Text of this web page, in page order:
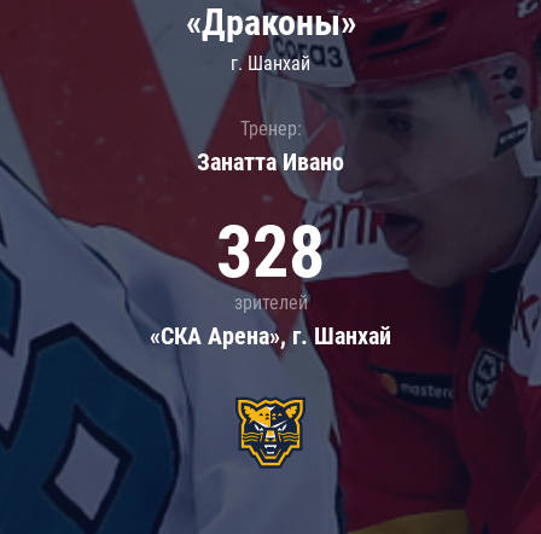
«Драконы»
г. Шанхай
Тренер:
Занатта Иванo
328
зрителей
«СКА Арена», г. Шанхай